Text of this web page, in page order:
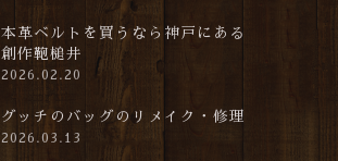
本革ベルトを買うなら神戸にある
創作鞄槌井
2026.02.20
グッチのバッグのリメイク・修理
2026.03.13